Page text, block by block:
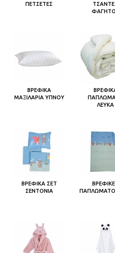
ΠΕΤΣΕΤΕΣ
ΒΡΕΦΙΚΑ
ΜΑΞΙΛΑΡΙΑ ΥΠΝΟΥ
ΛΕΥΚΑ
ΒΡΕΦΙΚΑ ΣΕΤ
ΣΕΝΤΟΝΙΑ